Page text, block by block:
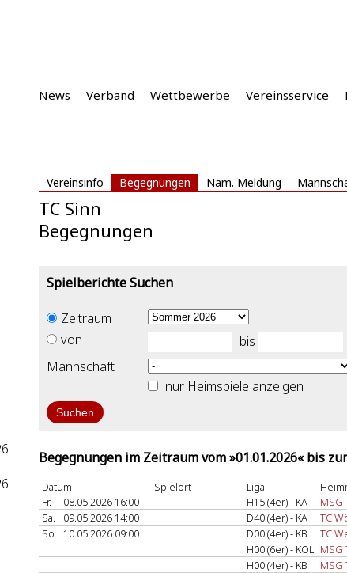
News Verband Wettbewerbe Vereinsservice
Vereinsinfo Begegnungen Nam. Meldung
TC Sinn
Begegnungen
Spielberichte Suchen
Zeitraum
von
bis
Mannschaft
nur Heimspiele anzeigen
Begegnungen im Zeitraum vom »01.01.2026« bis
Datum Spielort Liga
Fr.
08.05.2026 16:00 H15 (4er) - KA MSG
Sa.
09.05.2026 14:00 D40 (4er) - KA TC
So. 10.05.2026 09:00 D00 (4er) - KB TC
H00 (6er) - KOL MSG
H00 (4er) - KB
MSG